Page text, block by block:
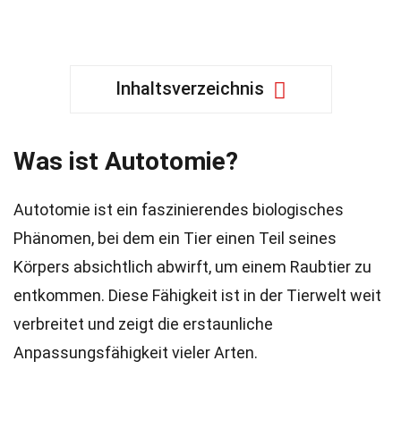
Inhaltsverzeichnis
Was ist Autotomie?
Autotomie ist ein faszinierendes biologisches
Phänomen, bei dem ein Tier einen Teil seines
Körpers absichtlich abwirft, um einem Raubtier zu
entkommen. Diese Fähigkeit ist in der Tierwelt weit
verbreitet und zeigt die erstaunliche
Anpassungsfähigkeit vieler Arten.